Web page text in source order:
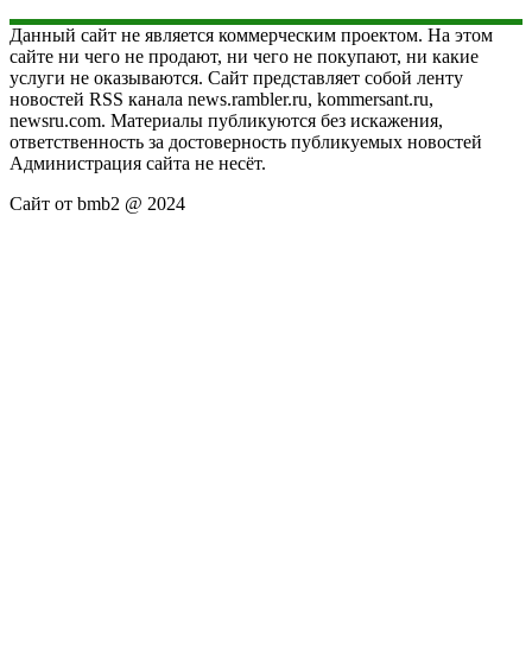
Данный сайт не является коммерческим проектом. На этом
сайте ни чего не продают, ни чего не покупают, ни какие
услуги не оказываются. Сайт представляет собой ленту
новостей RSS канала news.rambler.ru, kommersant.ru,
newsru.com. Материалы публикуются без искажения,
ответственность за достоверность публикуемых новостей
Администрация сайта не несёт.
Сайт от bmb2 @ 2024